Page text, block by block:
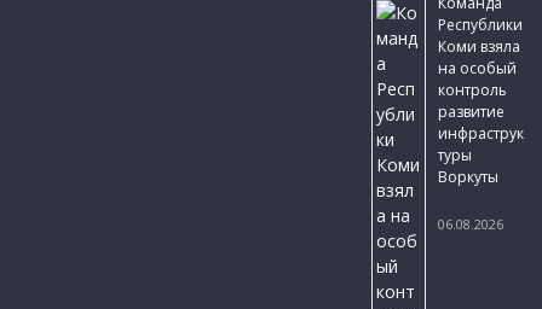
Республики
Коми взяла
на особый
контроль
развитие
инфраструк
туры
Воркуты
06.08.2026